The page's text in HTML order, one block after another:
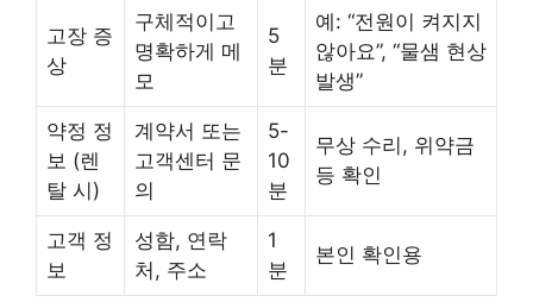
고장 증
상
구체적이고
명확하게 메
모
5
분
예: “전원이 켜지지
않아요”, “물샘 현상
발생”
약정 정
보 (렌
탈 시)
계약서 또는
고객센터 문
의
5-
10
분
무상 수리, 위약금
등 확인
고객 정
보
성함, 연락
처, 주소
1
분
본인 확인용